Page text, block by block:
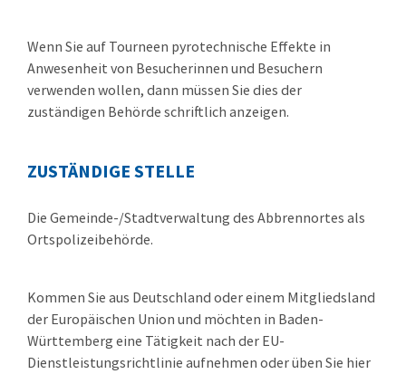
Wenn Sie auf Tourneen pyrotechnische Effekte in
Anwesenheit von Besucherinnen und Besuchern
verwenden wollen, dann müssen Sie dies der
zuständigen Behörde schriftlich anzeigen.
ZUSTÄNDIGE STELLE
Die Gemeinde-/Stadtverwaltung des Abbrennortes als
Ortspolizeibehörde.
Kommen Sie aus Deutschland oder einem Mitgliedsland
der Europäischen Union und möchten in Baden-
Württemberg eine Tätigkeit nach der EU-
Dienstleistungsrichtlinie aufnehmen oder üben Sie hier